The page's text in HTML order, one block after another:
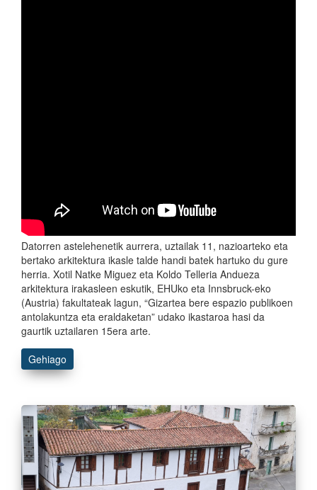
Datorren astelehenetik aurrera, uztailak 11, nazioarteko eta
bertako arkitektura ikasle talde handi batek hartuko du gure
herria. Xotil Natke Miguez eta Koldo Telleria Andueza
arkitektura irakasleen eskutik, EHUko eta Innsbruck-eko
(Austria) fakultateak lagun, “Gizartea bere espazio publikoen
antolakuntza eta eraldaketan” udako ikastaroa hasi da
gaurtik uztailaren 15era arte.
Gehiago